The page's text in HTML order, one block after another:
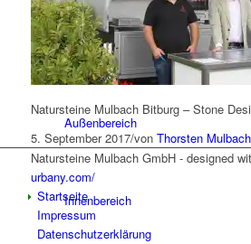
Leistungsspektrum
Außenbereich
Innenbereich
Natursteine Mulbach Bitburg – Stone
5. September 2017/von Thorsten Mulbach
Natursteine Mulbach GmbH - designed
urbany.com/
Startseite
Impressum
Datenschutzerklärung